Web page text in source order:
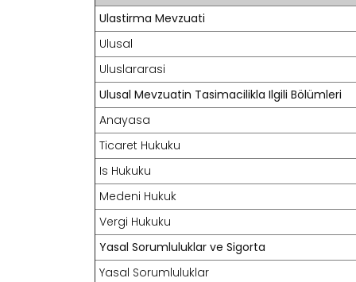
Ulastirma Mevzuati
Ulusal
Uluslararasi
Ulusal Mevzuatin Tasimacilikla Ilgili Bölümleri
Anayasa
Ticaret Hukuku
Is Hukuku
Medeni Hukuk
Vergi Hukuku
Yasal Sorumluluklar ve Sigorta
Yasal Sorumluluklar